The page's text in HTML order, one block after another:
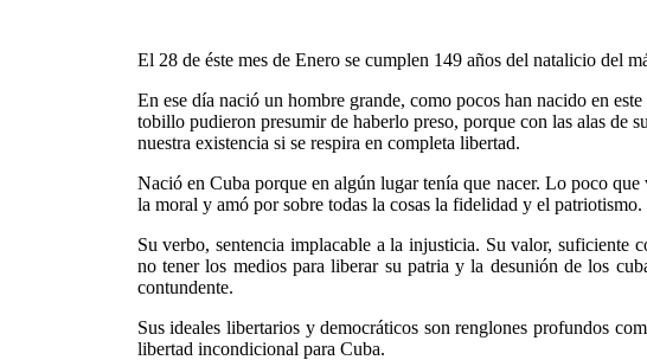
El 28 de éste mes de Enero se cumplen 149 años del natalicio del
En ese día nació un hombre grande, como pocos han nacido en
tobillo pudieron presumir de haberlo preso, porque con las alas de
nuestra existencia si se respira en completa libertad.
Nació en Cuba porque en algún lugar tenía que nacer. Lo poco
la moral y amó por sobre todas la cosas la fidelidad y el
Su verbo, sentencia implacable a la injusticia. Su valor, suficiente
no tener los medios para liberar su patria y la desunión de los
contundente.
Sus ideales libertarios y democráticos son renglones profundos
libertad incondicional para Cuba.